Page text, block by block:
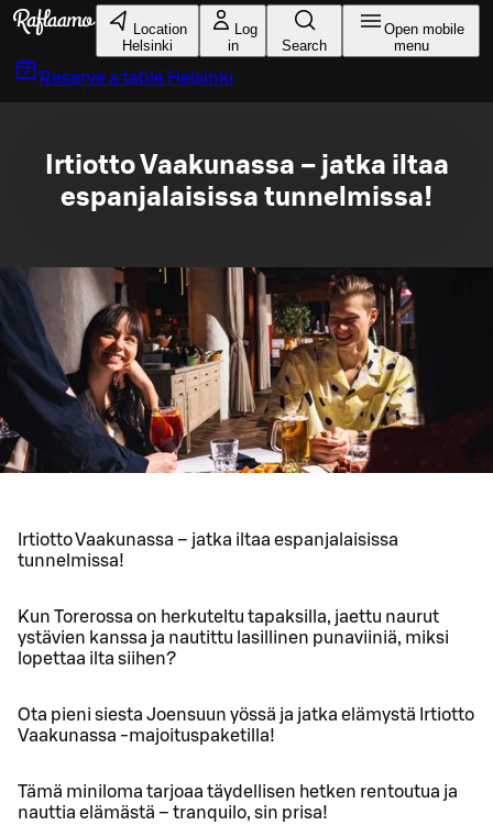
Skip to main content
Location
Helsinki
Log
in
Search
Open mobile
menu
Reserve a table Helsinki
Irtiotto Vaakunassa – jatka iltaa
espanjalaisissa tunnelmissa!
Irtiotto Vaakunassa – jatka iltaa espanjalaisissa
tunnelmissa!
Kun Torerossa on herkuteltu tapaksilla, jaettu naurut
ystävien kanssa ja nautittu lasillinen punaviiniä, miksi
lopettaa ilta siihen?
Ota pieni siesta Joensuun yössä ja jatka elämystä Irtiotto
Vaakunassa -majoituspaketilla!
Tämä miniloma tarjoaa täydellisen hetken rentoutua ja
nauttia elämästä – tranquilo, sin prisa!